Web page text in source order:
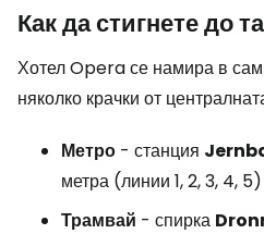
Как да стигнете до
Хотел Opera се намира в
няколко крачки от
Метро - станция
метра (линии 1, 2, 3, 4, 5)
Трамвай - спирка